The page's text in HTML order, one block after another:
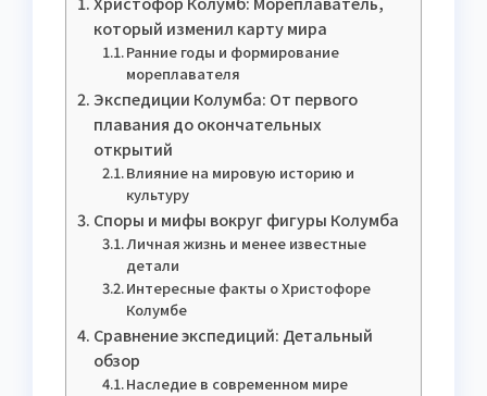
который изменил карту мира
Ранние годы и формирование
мореплавателя
Экспедиции Колумба: От первого
плавания до окончательных
открытий
Влияние на мировую историю и
культуру
Споры и мифы вокруг фигуры Колумба
Личная жизнь и менее известные
детали
Интересные факты о Христофоре
Колумбе
Сравнение экспедиций: Детальный
обзор
Наследие в современном мире